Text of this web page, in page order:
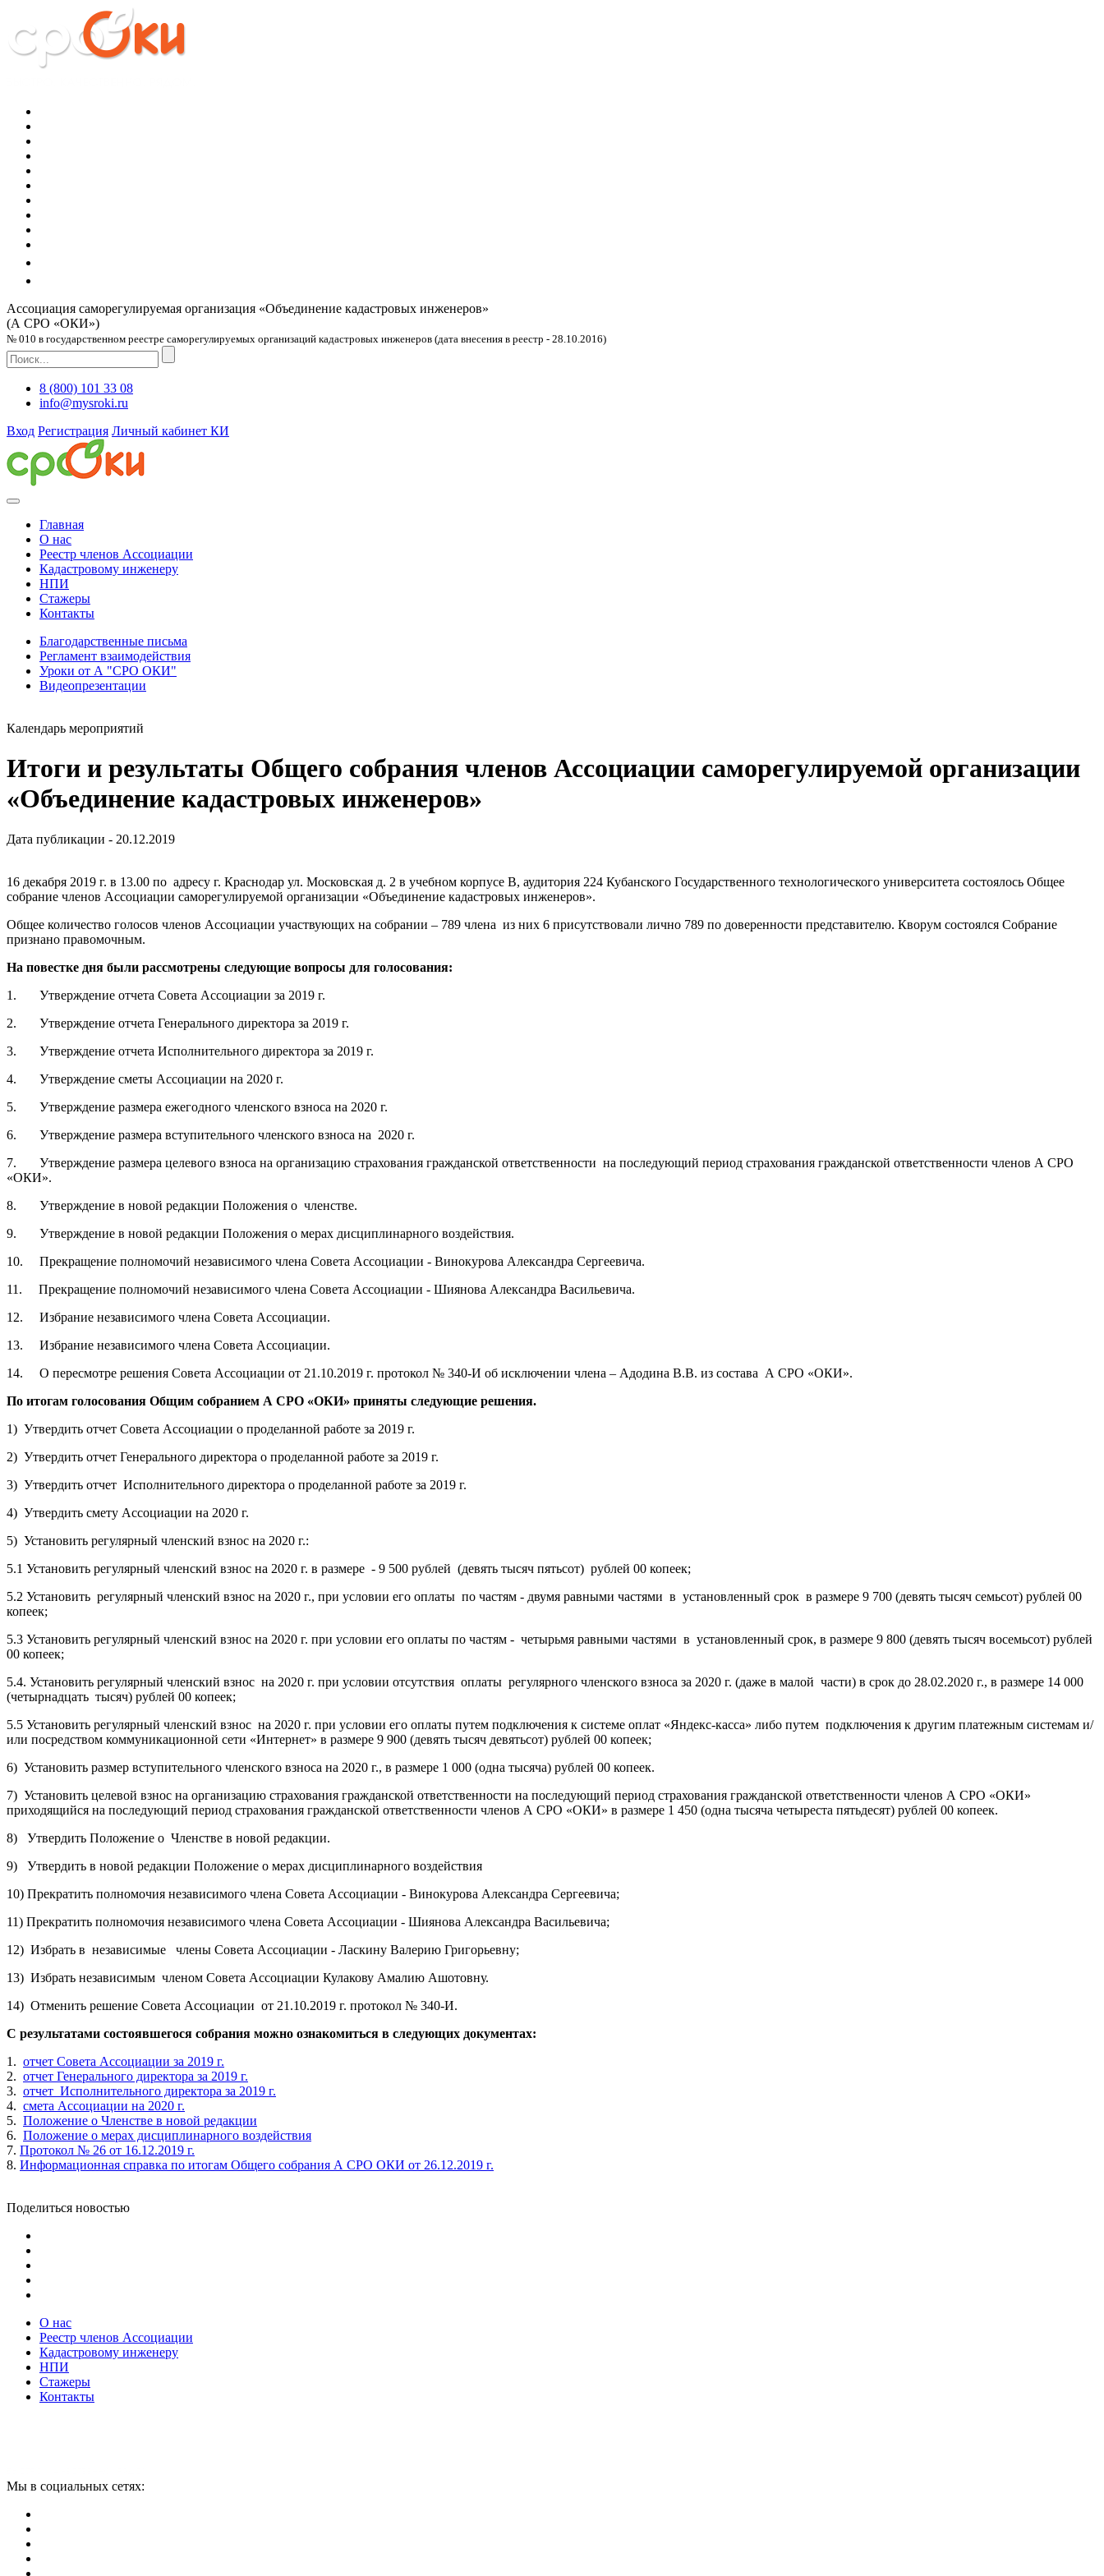
Ассоциация саморегулируемая организация «Объединение кадастровых инженеров»
(А СРО «ОКИ»)
№ 010 в государственном реестре саморегулируемых организаций кадастровых инженеров (дата внесения в реестр - 28.10.2016)
8 (800) 101 33 08
info@mysroki.ru
Вход Регистрация Личный кабинет КИ
Главная
О нас
Реестр членов Ассоциации
Кадастровому инженеру
НПИ
Стажеры
Контакты
Благодарственные письма
Регламент взаимодействия
Уроки от А "СРО ОКИ"
Видеопрезентации
Календарь мероприятий
Итоги и результаты Общего собрания членов Ассоциации саморегулируемой организации
«Объединение кадастровых инженеров»
Дата публикации - 20.12.2019
16 декабря 2019 г. в 13.00 по адресу г. Краснодар ул. Московская д. 2 в учебном корпусе В, аудитория 224 Кубанского Государственного технологического университета состоялось Общее
собрание членов Ассоциации саморегулируемой организации «Объединение кадастровых инженеров».
Общее количество голосов членов Ассоциации участвующих на собрании – 789 члена из них 6 присутствовали лично 789 по доверенности представителю. Кворум состоялся Собрание
признано правомочным.
На повестке дня были рассмотрены следующие вопросы для голосования:
1. Утверждение отчета Совета Ассоциации за 2019 г.
2. Утверждение отчета Генерального директора за 2019 г.
3. Утверждение отчета Исполнительного директора за 2019 г.
4. Утверждение сметы Ассоциации на 2020 г.
5. Утверждение размера ежегодного членского взноса на 2020 г.
6. Утверждение размера вступительного членского взноса на 2020 г.
7. Утверждение размера целевого взноса на организацию страхования гражданской ответственности на последующий период страхования гражданской ответственности членов А СРО
«ОКИ».
8. Утверждение в новой редакции Положения о членстве.
9. Утверждение в новой редакции Положения о мерах дисциплинарного воздействия.
10. Прекращение полномочий независимого члена Совета Ассоциации - Винокурова Александра Сергеевича.
11. Прекращение полномочий независимого члена Совета Ассоциации - Шиянова Александра Васильевича.
12. Избрание независимого члена Совета Ассоциации.
13. Избрание независимого члена Совета Ассоциации.
14. О пересмотре решения Совета Ассоциации от 21.10.2019 г. протокол № 340-И об исключении члена – Адодина В.В. из состава А СРО «ОКИ».
По итогам голосования Общим собранием А СРО «ОКИ» приняты следующие решения.
1) Утвердить отчет Совета Ассоциации о проделанной работе за 2019 г.
2) Утвердить отчет Генерального директора о проделанной работе за 2019 г.
3) Утвердить отчет Исполнительного директора о проделанной работе за 2019 г.
4) Утвердить смету Ассоциации на 2020 г.
5) Установить регулярный членский взнос на 2020 г.:
5.1 Установить регулярный членский взнос на 2020 г. в размере - 9 500 рублей (девять тысяч пятьсот) рублей 00 копеек;
5.2 Установить регулярный членский взнос на 2020 г., при условии его оплаты по частям - двумя равными частями в установленный срок в размере 9 700 (девять тысяч семьсот) рублей 00
копеек;
5.3 Установить регулярный членский взнос на 2020 г. при условии его оплаты по частям - четырьмя равными частями в установленный срок, в размере 9 800 (девять тысяч восемьсот) рублей
00 копеек;
5.4. Установить регулярный членский взнос на 2020 г. при условии отсутствия оплаты регулярного членского взноса за 2020 г. (даже в малой части) в срок до 28.02.2020 г., в размере 14 000
(четырнадцать тысяч) рублей 00 копеек;
5.5 Установить регулярный членский взнос на 2020 г. при условии его оплаты путем подключения к системе оплат «Яндекс-касса» либо путем подключения к другим платежным системам и/
или посредством коммуникационной сети «Интернет» в размере 9 900 (девять тысяч девятьсот) рублей 00 копеек;
6) Установить размер вступительного членского взноса на 2020 г., в размере 1 000 (одна тысяча) рублей 00 копеек.
7) Установить целевой взнос на организацию страхования гражданской ответственности на последующий период страхования гражданской ответственности членов А СРО «ОКИ»
приходящийся на последующий период страхования гражданской ответственности членов А СРО «ОКИ» в размере 1 450 (одна тысяча четыреста пятьдесят) рублей 00 копеек.
8) Утвердить Положение о Членстве в новой редакции.
9) Утвердить в новой редакции Положение о мерах дисциплинарного воздействия
10) Прекратить полномочия независимого члена Совета Ассоциации - Винокурова Александра Сергеевича;
11) Прекратить полномочия независимого члена Совета Ассоциации - Шиянова Александра Васильевича;
12) Избрать в независимые члены Совета Ассоциации - Ласкину Валерию Григорьевну;
13) Избрать независимым членом Совета Ассоциации Кулакову Амалию Ашотовну.
14) Отменить решение Совета Ассоциации от 21.10.2019 г. протокол № 340-И.
С результатами состоявшегося собрания можно ознакомиться в следующих документах:
1. отчет Совета Ассоциации за 2019 г.
2. отчет Генерального директора за 2019 г.
3. отчет Исполнительного директора за 2019 г.
4. смета Ассоциации на 2020 г.
5. Положение о Членстве в новой редакции
6. Положение о мерах дисциплинарного воздействия
7. Протокол № 26 от 16.12.2019 г.
8. Информационная справка по итогам Общего собрания А СРО ОКИ от 26.12.2019 г.
Поделиться новостью
О нас
Реестр членов Ассоциации
Кадастровому инженеру
НПИ
Стажеры
Контакты
Мы в социальных сетях: